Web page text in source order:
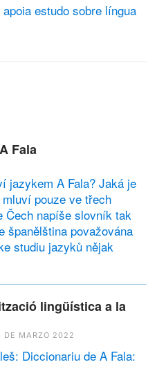
estudo sobre língua
Fala
jazykem A Fala? Jaká je
pouze ve třech
napíše slovník tak
španělština považována
studiu jazyků nějak
lingüística a la
DE MARZO 2022
Diccionariu de A Fala: